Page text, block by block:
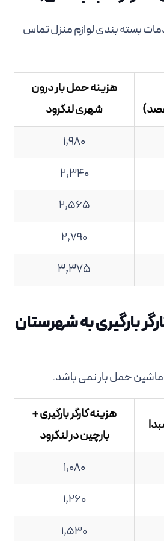
بسته بندی لوازم منزل تماس
هزینه حمل بار درون
شهری لنگرود
1,980
2,340
2,565
2,790
3,375
بارگیری به شهرستان
حمل بار نمی باشد.
هزینه کارگر بارگیری +
بارچین در لنگرود
1,080
1,260
1,530